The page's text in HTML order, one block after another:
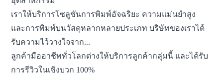
เราให้บริการโซลูชันการพิมพ์อัจฉริยะ ความแม่นยำสูง
และการพิมพ์บนวัสดุหลากหลายประเภท บริษัทของเราได้
รับความไว้วางใจจาก...
ลูกค้ามืออาชีพทั่วโลกต่างให้บริการลูกค้ากลุ่มนี้ และได้รับ
การรีวิวในเชิงบวก 100%